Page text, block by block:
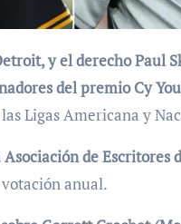
y el derecho Paul
del premio Cy
Ligas Americana y
de Escritores
anual.